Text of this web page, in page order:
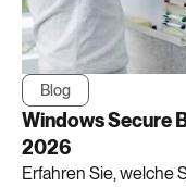
Blog
Windows Secure
2026
Erfahren Sie, welche